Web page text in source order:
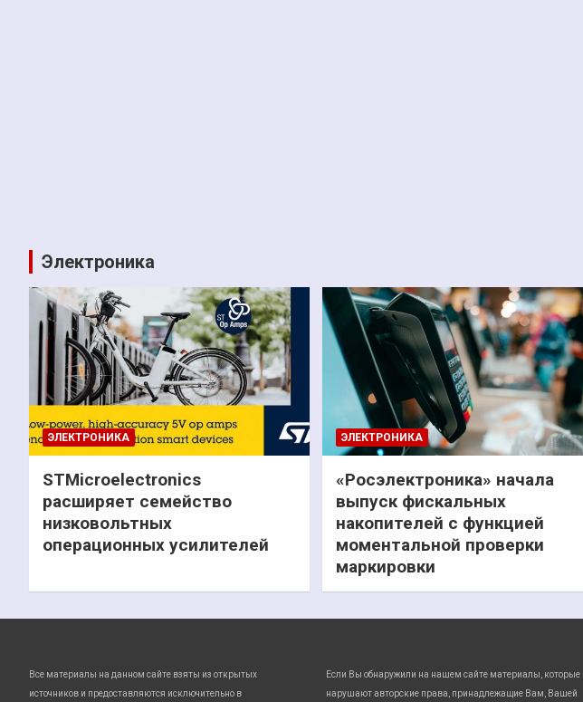
Электроника
ЭЛЕКТРОНИКА
STMicroelectronics
расширяет семейство
низковольтных
операционных усилителей
ЭЛЕКТРОНИКА
«Росэлектроника» начала
выпуск фискальных
накопителей с функцией
моментальной проверки
маркировки
Все материалы на данном сайте взяты из открытых
источников и предоставляются исключительно в
Если Вы обнаружили на нашем сайте материалы, которые
нарушают авторские права, принадлежащие Вам, Вашей